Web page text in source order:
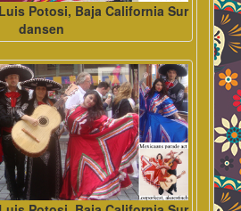
Potosi, Baja California Sur
dansen